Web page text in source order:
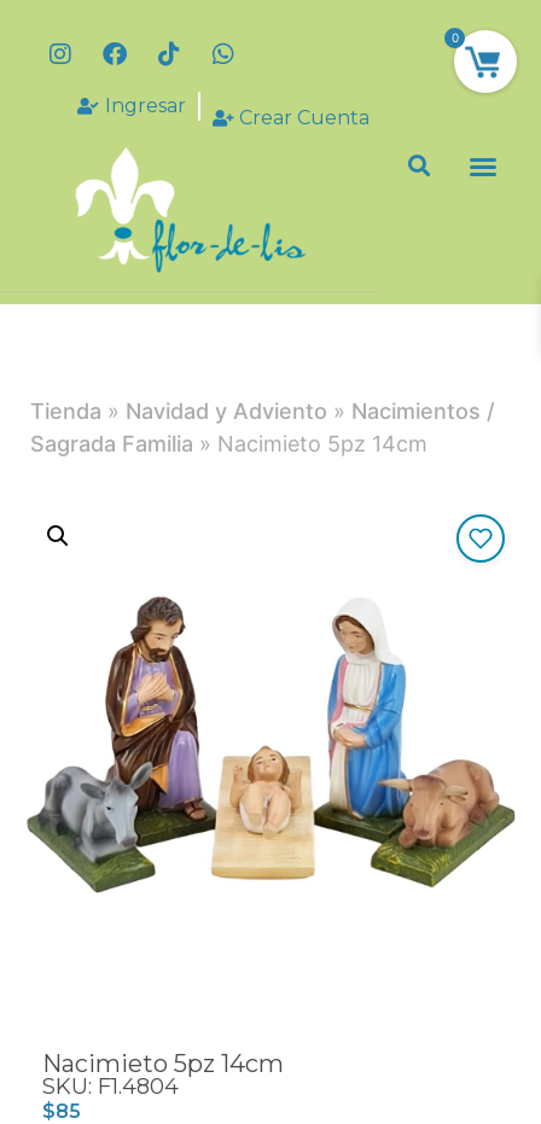
Ingresar
Crear Cuenta
Tienda » Navidad y Adviento » Nacimientos /
Sagrada Familia » Nacimieto 5pz 14cm
Nacimieto 5pz 14cm
SKU: F1.4804
$85
0